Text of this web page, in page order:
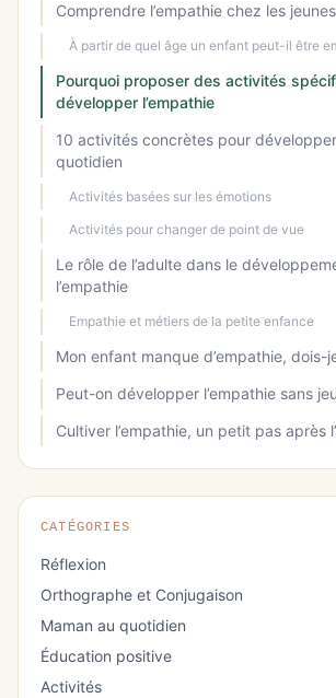
Comprendre l’empathie chez les
À partir de quel âge un enfant peut-il être
Pourquoi proposer des activités
développer l’empathie
10 activités concrètes pour développer
quotidien
Activités basées sur les émotions
Activités pour changer de point de vue
Le rôle de l’adulte dans le
l’empathie
Empathie et métiers de la petite enfance
Mon enfant manque d’empathie, dois-
Peut-on développer l’empathie sans
Cultiver l’empathie, un petit pas après
CATÉGORIES
Réflexion
Orthographe et Conjugaison
Maman au quotidien
Éducation positive
Activités